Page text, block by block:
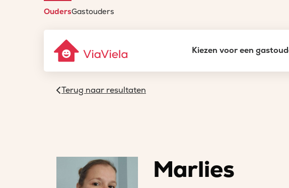
OudersGastouders
Kiezen voor een
Terug naar resultaten
Marlies